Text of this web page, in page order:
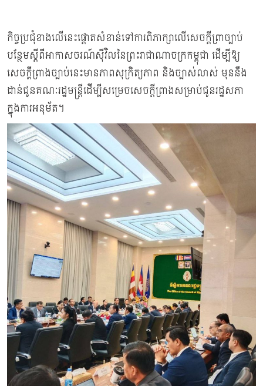
កិច្ចប្រជុំខាងលើនេះផ្ដោតសំខាន់ទៅការពិភាក្សាលើសេចក្ដីព្រាច្បាប់
បន្ថែមស្ដីពីអាកាសចរណ៍ស៊ីវិលនៃព្រះរាជាណាចក្រកម្ពុជា ដើម្បីឱ្យ
សេចក្ដីព្រាងច្បាប់នេះមានភាពសុក្រិត្យភាព និងច្បាស់លាស់ មុននឹង
ដាន់ជូនគណៈរដ្ឋមន្ត្រីដើម្បីសម្រេចសេចក្ដីព្រាងសម្រាប់ជូនរដ្ឋសភា
ក្នុងការអនុម័ត។